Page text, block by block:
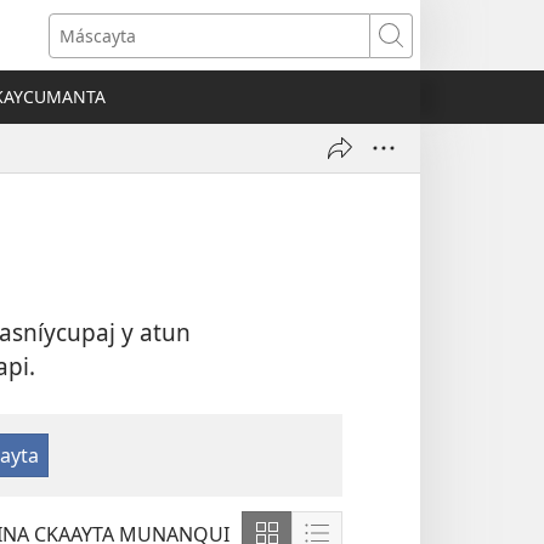
Máscayta
y atun
CKAAYTA MUNANQUI